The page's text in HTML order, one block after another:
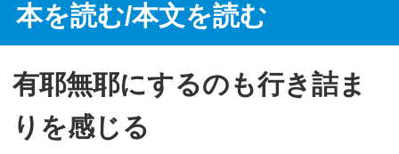
本を読む/本文を読む
有耶無耶にするのも行き詰ま
りを感じる